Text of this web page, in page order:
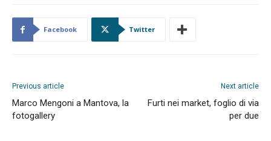
Facebook Twitter
Previous article
Marco Mengoni a Mantova, la
fotogallery
Next article
Furti nei market, foglio di via
per due